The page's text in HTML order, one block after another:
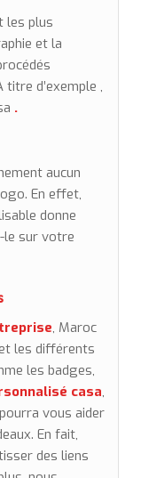
les plus
et la
titre d’exemple ,
.
aucun
En effet,
donne
le sur votre
, Maroc
les différents
les badges,
casa,
vous aider
En fait,
des liens